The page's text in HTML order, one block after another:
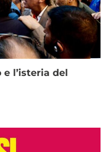
l’isteria del